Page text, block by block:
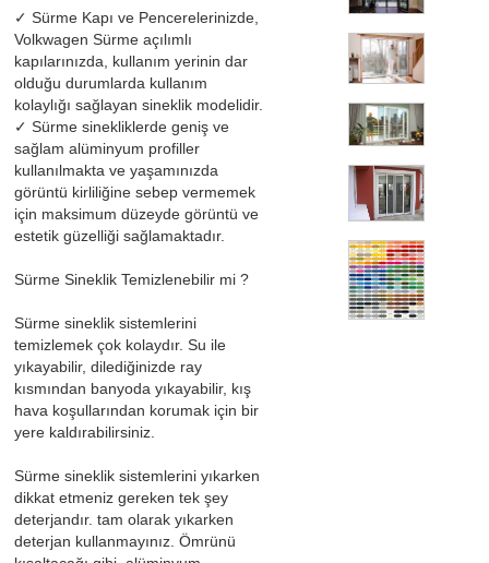
✓ Sürme Kapı ve Pencerelerinizde,
Volkwagen Sürme açılımlı
kapılarınızda, kullanım yerinin dar
olduğu durumlarda kullanım
kolaylığı sağlayan sineklik modelidir.
✓ Sürme sinekliklerde geniş ve
sağlam alüminyum profiller
kullanılmakta ve yaşamınızda
görüntü kirliliğine sebep vermemek
için maksimum düzeyde görüntü ve
estetik güzelliği sağlamaktadır.
Sürme Sineklik Temizlenebilir mi ?
Sürme sineklik sistemlerini
temizlemek çok kolaydır. Su ile
yıkayabilir, dilediğinizde ray
kısmından banyoda yıkayabilir, kış
hava koşullarından korumak için bir
yere kaldırabilirsiniz.
Sürme sineklik sistemlerini yıkarken
dikkat etmeniz gereken tek şey
deterjandır. tam olarak yıkarken
deterjan kullanmayınız. Ömrünü